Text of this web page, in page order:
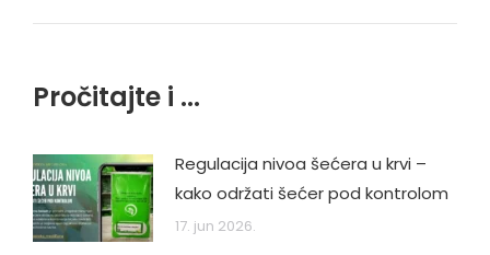
Pročitajte i ...
Regulacija nivoa šećera u krvi –
kako održati šećer pod kontrolom
17. jun 2026.